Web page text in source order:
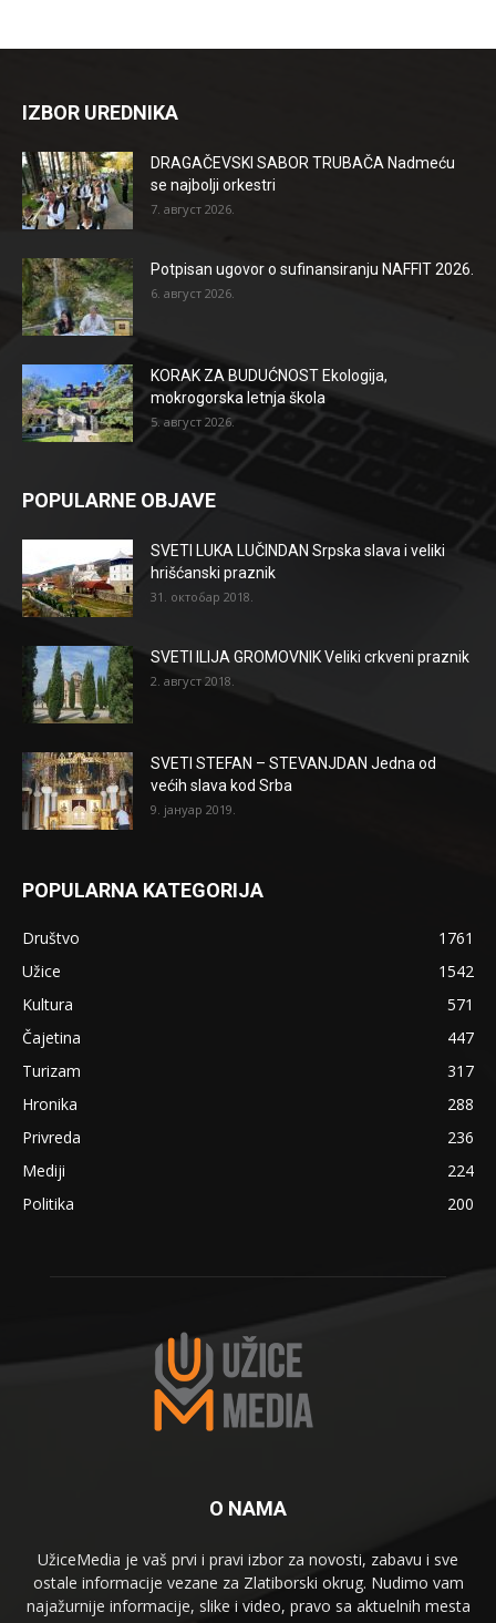
IZBOR UREDNIKA
DRAGAČEVSKI SABOR TRUBAČA Nadmeću
se najbolji orkestri
7. август 2026.
Potpisan ugovor o sufinansiranju NAFFIT 2026.
6. август 2026.
KORAK ZA BUDUĆNOST Ekologija,
mokrogorska letnja škola
5. август 2026.
POPULARNE OBJAVE
SVETI LUKA LUČINDAN Srpska slava i veliki
hrišćanski praznik
31. октобар 2018.
SVETI ILIJA GROMOVNIK Veliki crkveni praznik
2. август 2018.
SVETI STEFAN – STEVANJDAN Jedna od
većih slava kod Srba
9. јануар 2019.
POPULARNA KATEGORIJA
Društvo
1761
Užice
1542
Kultura
571
Čajetina
447
Turizam
317
Hronika
288
Privreda
236
Mediji
224
Politika
200
O NAMA
UžiceMedia je vaš prvi i pravi izbor za novosti, zabavu i sve
ostale informacije vezane za Zlatiborski okrug. Nudimo vam
najažurnije informacije, slike i video, pravo sa aktuelnih mesta